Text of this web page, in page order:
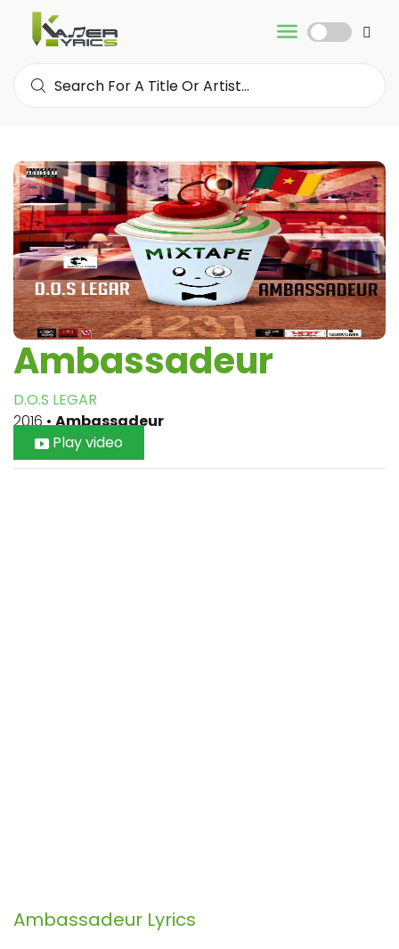
Ambassadeur
D.O.S LEGAR
2016•Ambassadeur
Play video
Ambassadeur Lyrics